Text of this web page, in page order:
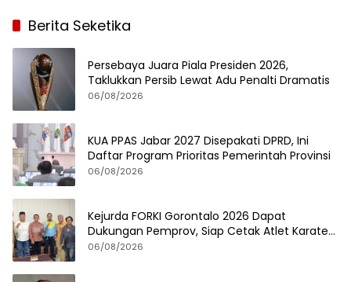
Berita Seketika
Persebaya Juara Piala Presiden 2026,
Taklukkan Persib Lewat Adu Penalti Dramatis
06/08/2026
KUA PPAS Jabar 2027 Disepakati DPRD, Ini
Daftar Program Prioritas Pemerintah Provinsi
06/08/2026
Kejurda FORKI Gorontalo 2026 Dapat
Dukungan Pemprov, Siap Cetak Atlet Karate
Berprestasi
06/08/2026